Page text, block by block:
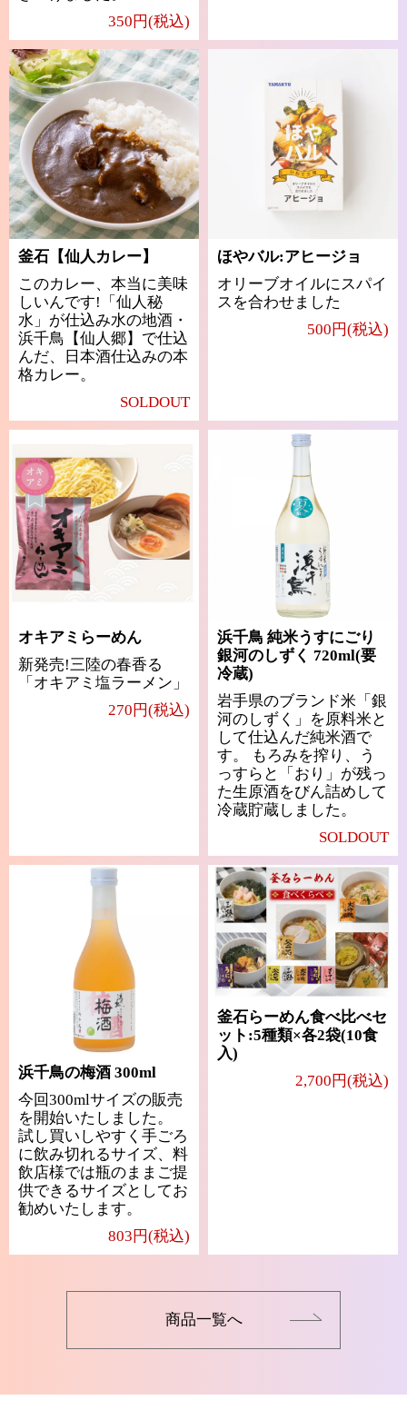
350円(税込)
釜石【仙人カレー】
このカレー、本当に美味
しいんです!「仙人秘
水」が仕込み水の地酒・
浜千鳥【仙人郷】で仕込
んだ、日本酒仕込みの本
格カレー。
SOLDOUT
ほやバル:アヒージョ
オリーブオイルにスパイ
スを合わせました
500円(税込)
オキアミらーめん
新発売!三陸の春香る
「オキアミ塩ラーメン」
270円(税込)
浜千鳥 純米うすにごり
銀河のしずく 720ml(要
冷蔵)
岩手県のブランド米「銀
河のしずく」を原料米と
して仕込んだ純米酒で
す。 もろみを搾り、う
っすらと「おり」が残っ
た生原酒をびん詰めして
冷蔵貯蔵しました。
SOLDOUT
浜千鳥の梅酒 300ml
今回300mlサイズの販売
を開始いたしました。
試し買いしやすく手ごろ
に飲み切れるサイズ、料
飲店様では瓶のままご提
供できるサイズとしてお
勧めいたします。
803円(税込)
釜石らーめん食べ比べセ
ット:5種類×各2袋(10食
入)
2,700円(税込)
商品一覧へ